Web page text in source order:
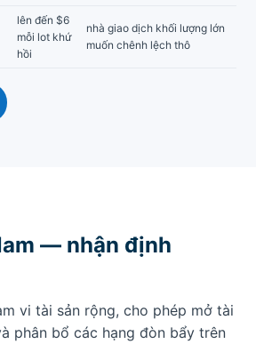
lên đến $6
mỗi lot khứ
hồi
nhà giao dịch khối lượng lớn
muốn chênh lệch thô
— nhận định
vi tài sản rộng, cho phép mở tài
phân bổ các hạng đòn bẩy trên